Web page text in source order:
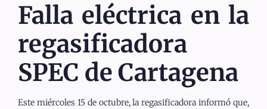
Falla eléctrica en la
regasificadora
SPEC de Cartagena
Este miércoles 15 de octubre, la regasificadora informó que,